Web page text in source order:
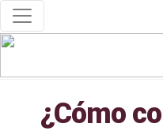
¿Cómo